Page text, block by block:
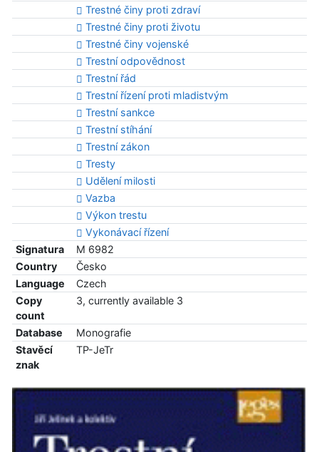
Trestné činy proti zdraví
Trestné činy proti životu
Trestné činy vojenské
Trestní odpovědnost
Trestní řád
Trestní řízení proti mladistvým
Trestní sankce
Trestní stíhání
Trestní zákon
Tresty
Udělení milosti
Vazba
Výkon trestu
Vykonávací řízení
Signatura
M 6982
Country
Česko
Language
Czech
Copy
count
3, currently available 3
Database
Monografie
Stavěcí
znak
TP-JeTr